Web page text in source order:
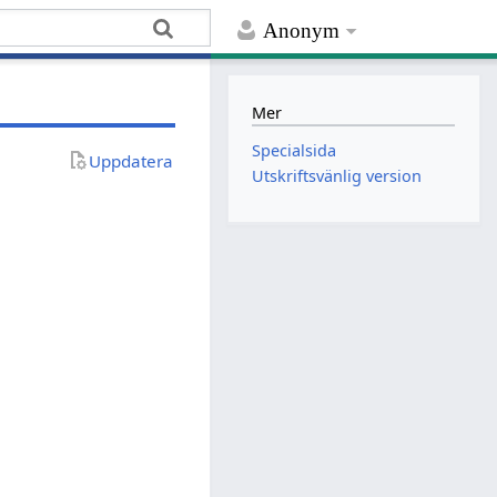
Anonym
Uppdatera
Mer
Specialsida
Utskriftsvänlig version